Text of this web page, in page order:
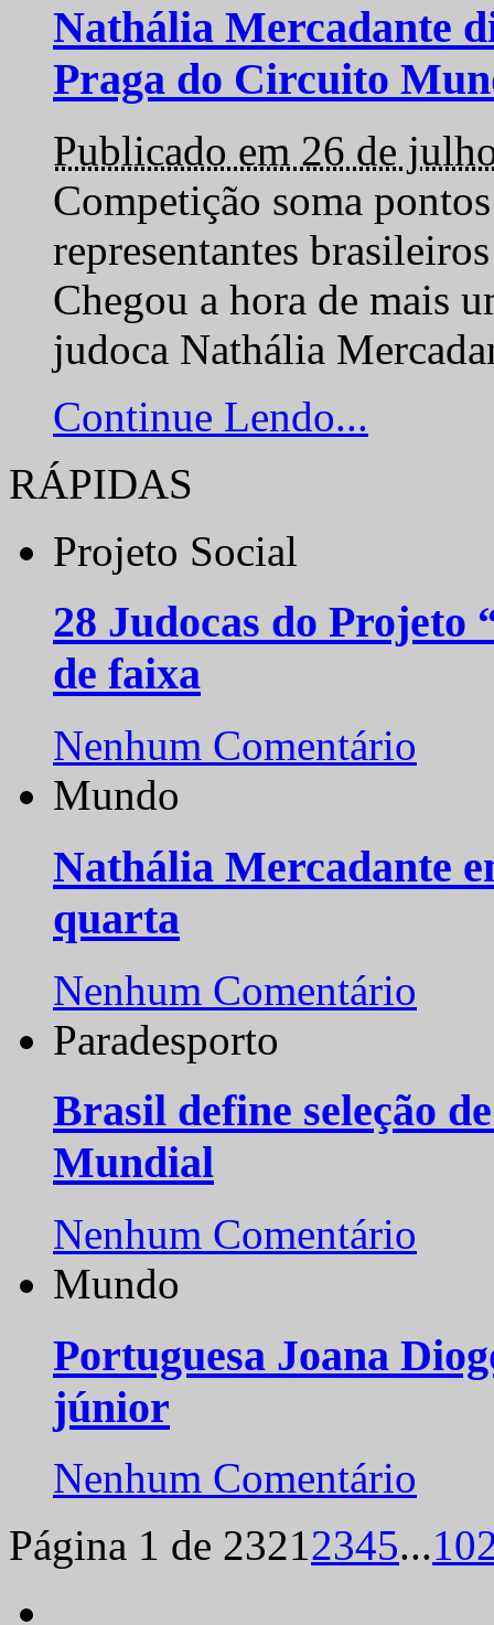
Nathália Mercadante
Praga do Circuito
Publicado em 26 de
Competição soma
representantes
Chegou a hora de mais
judoca Nathália
Continue Lendo...
RÁPIDAS
Projeto Social
28 Judocas do
de faixa
Nenhum Comentário
Mundo
Nathália Mercadante
quarta
Nenhum Comentário
Paradesporto
Brasil define seleção
Mundial
Nenhum Comentário
Mundo
Portuguesa Joana
júnior
Nenhum Comentário
Página 1 de 23212345...10